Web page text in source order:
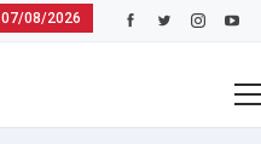
07/08/2026